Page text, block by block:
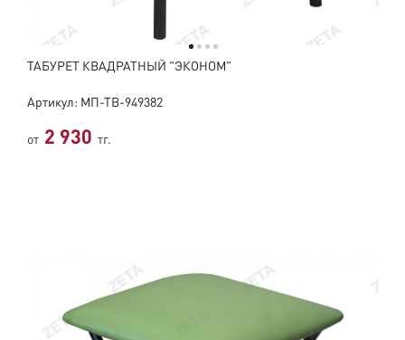
ТАБУРЕТ КВАДРАТНЫЙ "ЭКОНОМ"
Артикул: МП-ТВ-949382
от 2 930 тг.